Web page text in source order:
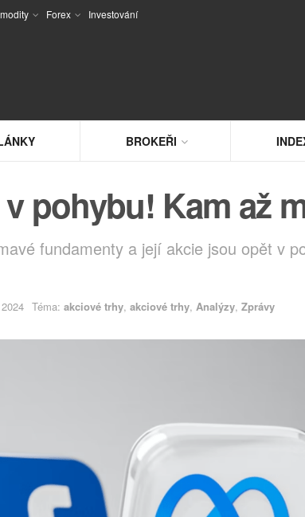
Forex Investování
BROKEŘI
pohybu! Kam až
fundamenty a její akcie jsou opět v
Téma: akciové trhy, akciové trhy, Analýzy, Zprávy